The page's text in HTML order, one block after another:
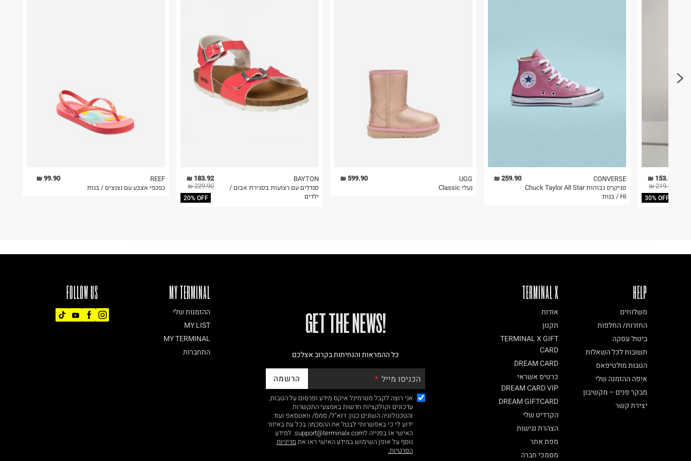
3. מוצרי טיפוח ניתן להחזיר סגורים באריזתם המקורית בלבד. לא ניתן
99.90 ₪
REEF
כפכפי אצבע עם נצנצים / בנות
183.92 ₪
229.90 ₪
20% OFF
BAYTON
סנדלים עם רצועות בסגירת אבזם /
ילדים
599.90 ₪
UGG
נעלי Classic
259.90 ₪
CONVERSE
סניקרס גבוהות Chuck Taylor All Star
Hi / בנות
153.93 ₪
219.90 ₪
30% OFF
FOLLOW US MY TERMINAL
ההזמנות שלי
MY LIST
MY TERMINAL
התחברות
!GET THE NEWS
כל ההמראות והנחיתות בקרוב אצלכם
הכניסו מייל הרשמה
אני רוצה לקבל מטרמינל איקס מידע ופרסום על הטבות,
עדכונים וקולקציות חדשות באמצעי התקשרות
והטכנולוגיה השונים כגון: דוא"ל/ סמס/ וואטסאפ ועוד.
ידוע לי כי באפשרותי לבטל את ההסכמה בכל עת באיזור
האישי או בפנייה לsupport@terminalx.com. למידע
נוסף על אופן השימוש במידע האישי ראו את מדיניות
הפרטיות.
TERMINAL X
אודות
תקנון
TERMINAL X GIFT
CARD
DREAM CARD
כרטיס אשראי
DREAM CARD VIP
DREAM GIFTCARD
הקרדיט שלי
הצהרת נגישות
מפת אתר
מסמכי חברה
HELP
משלוחים
החזרות/ החלפות
ביטול עסקה
תשובות לכל השאלות
הטבות מולטיפאס
איפה ההזמנה שלי
מבקר פנים – מקשיבון
יצירת קשר